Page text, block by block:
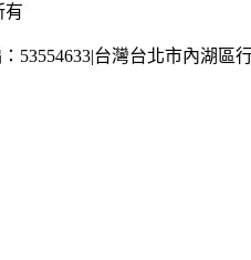
有
53554633|台灣台北市內湖區